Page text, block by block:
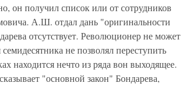
он получил список или от сотрудников
А.Ш. отдал дань "оригинальности
отсутствует. Революционер не может
не позволял переступить
находится нечто из ряда вон выходящее.
"основной закон" Бондарева,